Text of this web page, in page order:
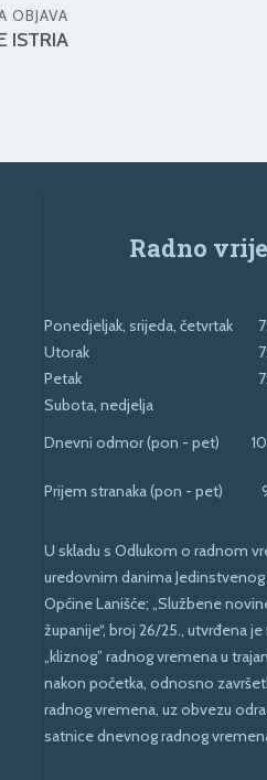
OBJAVA
ISTRIA
Radno
Ponedjeljak, srijeda, četvrtak
Utorak
Petak
Subota, nedjelja
Dnevni odmor (pon - pet)
Prijem stranaka (pon - pet)
U skladu s Odlukom o radnom
uredovnim danima
Općine Lanišće; „Službene
županije“, broj 26/25., utvrđena
„kliznog” radnog vremena u
nakon početka, odnosno
radnog vremena, uz obvezu
satnice dnevnog radnog